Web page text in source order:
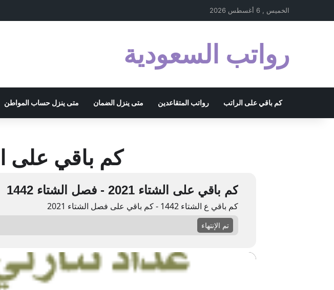
الخميس , 6 أغسطس 2026
رواتب السعودية
كم باقي على الراتب رواتب المتقاعدين متى ينزل الضمان متى ينزل حساب المواطن
كم باقي على الشتاء 2021 -
كم باقي على الشتاء 2021 - فصل الشتاء 1442
كم باقي ع الشتاء 1442 - كم باقي على فصل الشتاء 2021
تم الإنتهاء